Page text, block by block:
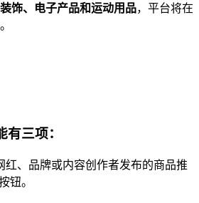
饰、电子产品和运动用品，平台将在
三项：
红、品牌或内容创作者发布的商品推
钮。